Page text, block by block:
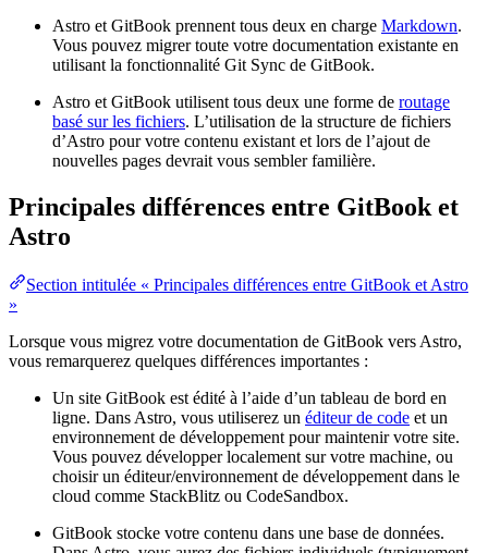
Astro et GitBook prennent tous deux en charge Markdown.
Vous pouvez migrer toute votre documentation existante en
utilisant la fonctionnalité Git Sync de GitBook.
Astro et GitBook utilisent tous deux une forme de routage
basé sur les fichiers. L’utilisation de la structure de fichiers
d’Astro pour votre contenu existant et lors de l’ajout de
nouvelles pages devrait vous sembler familière.
Principales différences entre GitBook et
Astro
Section intitulée « Principales différences entre GitBook et Astro
»
Lorsque vous migrez votre documentation de GitBook vers Astro,
vous remarquerez quelques différences importantes :
Un site GitBook est édité à l’aide d’un tableau de bord en
ligne. Dans Astro, vous utiliserez un éditeur de code et un
environnement de développement pour maintenir votre site.
Vous pouvez développer localement sur votre machine, ou
choisir un éditeur/environnement de développement dans le
cloud comme StackBlitz ou CodeSandbox.
GitBook stocke votre contenu dans une base de données.